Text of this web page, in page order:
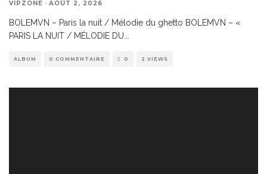
VIPZONE · AOÛT 2, 2026
BOLEMVN – Paris la nuit / Mélodie du ghetto BOLEMVN – «
PARIS LA NUIT / MÉLODIE DU
ALBUM 0 COMMENTAIRE 0 2 VIEWS